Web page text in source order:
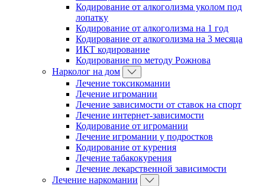
Кодирование от алкоголизма уколом под
лопатку
Кодирование от алкоголизма на 1 год
Кодирование от алкоголизма на 3 месяца
ИКТ кодирование
Кодирование по методу Рожнова
Нарколог на дом
Лечение токсикомании
Лечение игромании
Лечение зависимости от ставок на спорт
Лечение интернет-зависимости
Кодирование от игромании
Лечение игромании у подростков
Кодирование от курения
Лечение табакокурения
Лечение лекарственной зависимости
Лечение наркомании